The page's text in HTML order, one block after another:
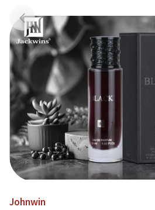
Johnwin